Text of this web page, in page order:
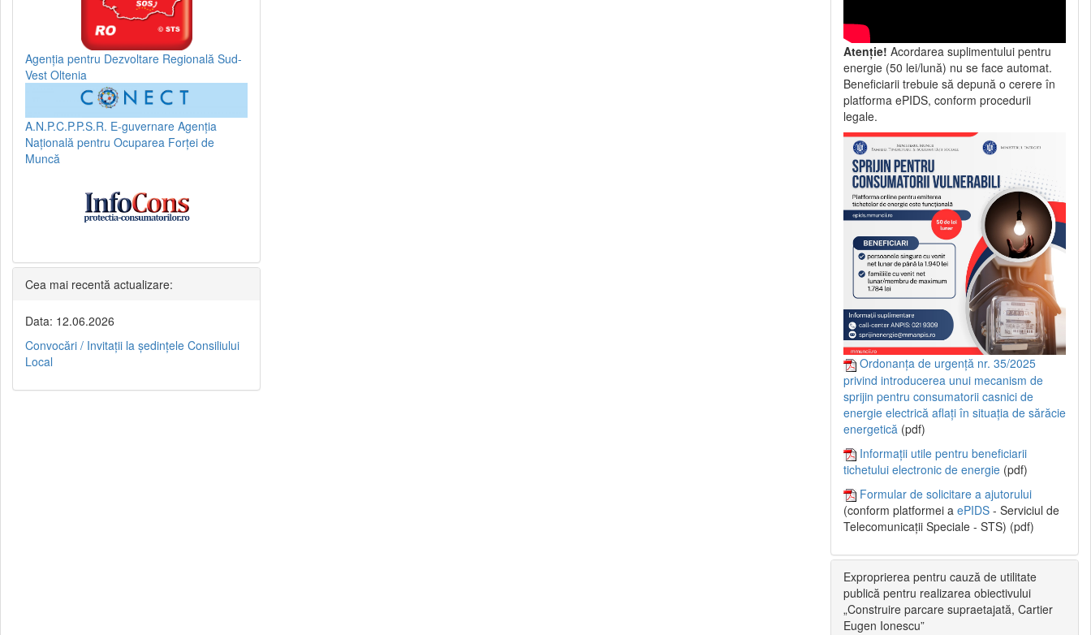
Agenția pentru Dezvoltare Regională Sud-
Vest Oltenia
A.N.P.C.P.P.S.R. E-guvernare Agenția
Națională pentru Ocuparea Forței de
Muncă
Cea mai recentă actualizare:
Data: 12.06.2026
Convocări / Invitaţii la şedinţele Consiliului
Local
Atenție! Acordarea suplimentului pentru
energie (50 lei/lună) nu se face automat.
Beneficiarii trebuie să depună o cerere în
platforma ePIDS, conform procedurii
legale.
Ordonanța de urgență nr. 35/2025
privind introducerea unui mecanism de
sprijin pentru consumatorii casnici de
energie electrică aflați în situația de sărăcie
energetică (pdf)
Informații utile pentru beneficiarii
tichetului electronic de energie (pdf)
Formular de solicitare a ajutorului
(conform platformei a ePIDS - Serviciul de
Telecomunicații Speciale - STS) (pdf)
Exproprierea pentru cauză de utilitate
publică pentru realizarea obiectivului
„Construire parcare supraetajată, Cartier
Eugen Ionescu”